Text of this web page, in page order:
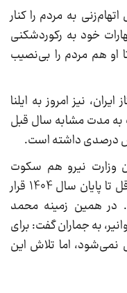
به مردم را کنار
خود به رکوردشکنی
او هم مردم را بی‌نصیب
نیز امروز به ایلنا
به مدت مشابه سال قبل
درصدی داشته است.
وزارت نیرو هم سکوت
نکردند و به یکباره اعلام کردند که حداقل تا پایان سال 1404 قرار
در همین زمینه محمد
به جماران گفت: برای
حل نمی‌شود، اما تلاش این